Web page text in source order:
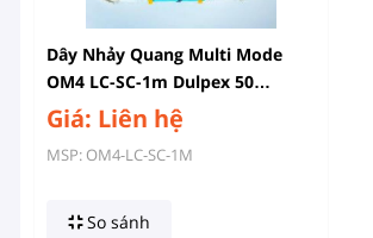
Dây Nhảy Quang Multi Mode
OM4 LC-SC-1m Dulpex 50
/125μm
Giá: Liên hệ
MSP: OM4-LC-SC-1M
So sánh